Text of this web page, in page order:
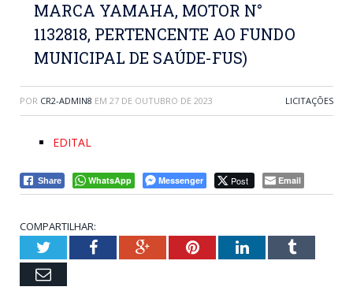
MARCA YAMAHA, MOTOR N°
1132818, PERTENCENTE AO FUNDO
MUNICIPAL DE SAÚDE-FUS)
POR CR2-ADMIN8 EM 27 DE OUTUBRO DE 2023 LICITAÇÕES
EDITAL
Share WhatsApp Messenger Post Email
COMPARTILHAR:
TwitterFacebookGoogle+PinterestLinkedInTumblr
Email